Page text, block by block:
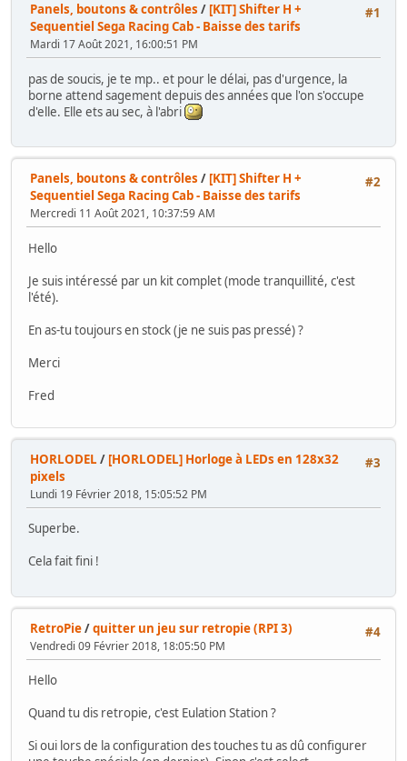
#1
Panels, boutons & contrôles / [KIT] Shifter H +
Sequentiel Sega Racing Cab - Baisse des tarifs
Mardi 17 Août 2021, 16:00:51 PM
pas de soucis, je te mp.. et pour le délai, pas d'urgence, la
borne attend sagement depuis des années que l'on s'occupe
d'elle. Elle ets au sec, à l'abri
#2
Panels, boutons & contrôles / [KIT] Shifter H +
Sequentiel Sega Racing Cab - Baisse des tarifs
Mercredi 11 Août 2021, 10:37:59 AM
Hello
Je suis intéressé par un kit complet (mode tranquillité, c'est
l'été).
En as-tu toujours en stock (je ne suis pas pressé) ?
Merci
Fred
#3
HORLODEL / [HORLODEL] Horloge à LEDs en 128x32
pixels
Lundi 19 Février 2018, 15:05:52 PM
Superbe.
Cela fait fini !
#4
RetroPie/quitter un jeu sur retropie (RPI 3)
Vendredi 09 Février 2018, 18:05:50 PM
Hello
Quand tu dis retropie, c'est Eulation Station ?
Si oui lors de la configuration des touches tu as dû configurer